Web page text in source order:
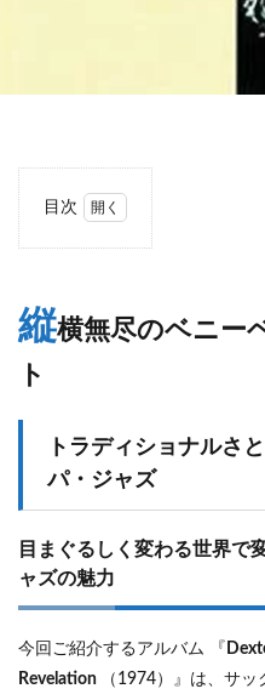
目次
のベ
ニー
ペッ
ディ
ショ
ナル
さと
が魅
力の
縦横無尽のベニー
ト
トラディショナルさ
パ・ジャズ
目まぐるしく変わる世界で
ャズの魅力
今回ご紹介するアルバム 『
Revelation
（1974）』は、サ